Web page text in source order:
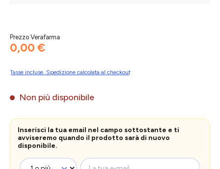
Prezzo Verafarma
0,00 €
Tasse incluse. Spedizione calcolata al checkout
Non più disponibile
Inserisci la tua email nel campo sottostante e ti
avviseremo quando il prodotto sarà di nuovo
disponibile.
La tua e-mail